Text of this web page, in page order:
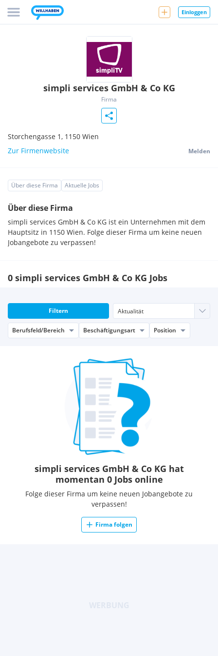
Einloggen
simpli services GmbH & Co KG
Firma
Storchengasse 1, 1150 Wien
Zur Firmenwebsite
Melden
Über diese Firma Aktuelle Jobs
Über diese Firma
simpli services GmbH & Co KG ist ein Unternehmen mit dem
Hauptsitz in 1150 Wien. Folge dieser Firma um keine neuen
Jobangebote zu verpassen!
0 simpli services GmbH & Co KG Jobs
Filtern
Berufsfeld/Bereich Beschäftigungsart Position
simpli services GmbH & Co KG hat
momentan 0 Jobs online
Folge dieser Firma um keine neuen Jobangebote zu
verpassen!
Firma folgen